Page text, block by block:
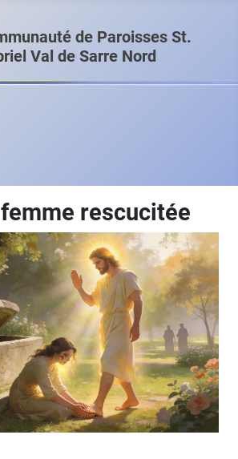
de Paroisses St.
Val de Sarre Nord
rescucitée